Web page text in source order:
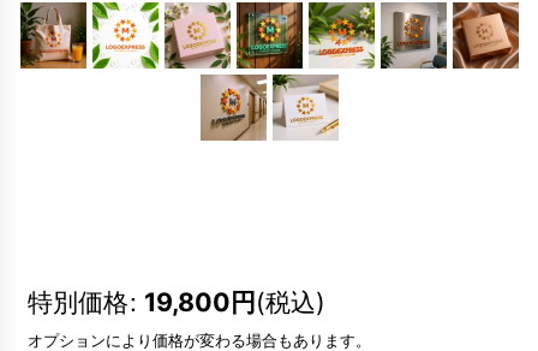
特別価格: 19,800円(税込)
オプションにより価格が変わる場合もあります。